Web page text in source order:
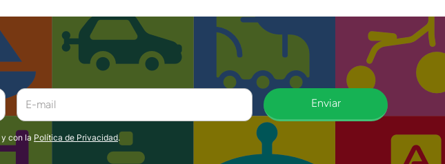
Enviar
y con la Política de Privacidad.